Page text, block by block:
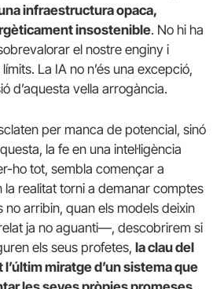
infraestructura opaca,
insostenible. No hi ha
el nostre enginy i
La IA no n’és una excepció,
d’aquesta vella arrogància.
per manca de potencial, sinó
la fe en una intel·ligència
ho tot, sembla començar a
la realitat torni a demanar comptes
arribin, quan els models deixin
ja no aguanti—, descobrirem si
els seus profetes, la clau del
miratge d’un sistema que